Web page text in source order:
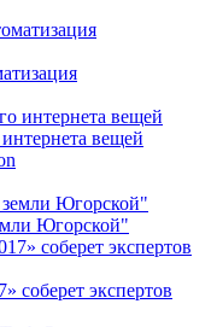
вещей
Югорской"
соберет экспертов